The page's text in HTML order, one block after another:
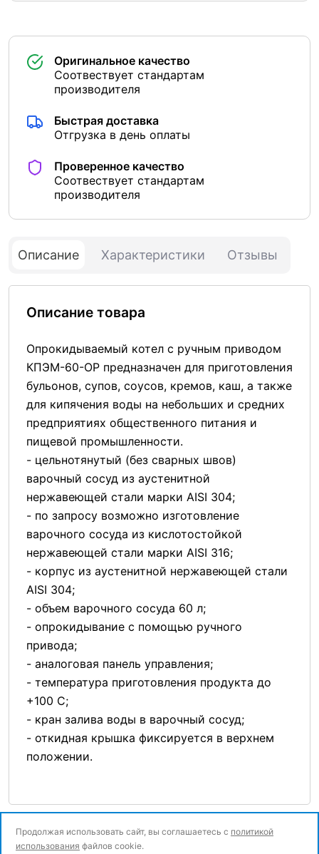
Оригинальное качество
Соотвествует стандартам
производителя
Быстрая доставка
Отгрузка в день оплаты
Проверенное качество
Соотвествует стандартам
производителя
Описание Характеристики Отзывы
Описание товара
Опрокидываемый котел с ручным приводом
КПЭМ-60-ОР предназначен для приготовления
бульонов, супов, соусов, кремов, каш, а также
для кипячения воды на небольших и средних
предприятиях общественного питания и
пищевой промышленности.
- цельнотянутый (без сварных швов)
варочный сосуд из аустенитной
нержавеющей стали марки AISI 304;
- по запросу возможно изготовление
варочного сосуда из кислотостойкой
нержавеющей стали марки AISI 316;
- корпус из аустенитной нержавеющей стали
AISI 304;
- объем варочного сосуда 60 л;
- опрокидывание с помощью ручного
привода;
- аналоговая панель управления;
- температура приготовления продукта до
+100 С;
- кран залива воды в варочный сосуд;
- откидная крышка фиксируется в верхнем
положении.
Продолжая использовать сайт, вы соглашаетесь с политикой
использования файлов cookie.